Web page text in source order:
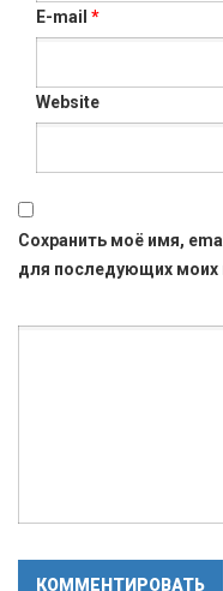
E-mail *
Website
Сохранить моё имя,
для последующих моих